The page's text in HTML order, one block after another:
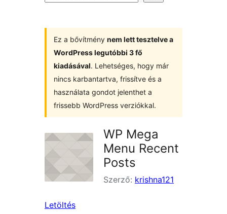
Ez a bővítmény nem lett tesztelve a
WordPress legutóbbi 3 fő
kiadásával. Lehetséges, hogy már
nincs karbantartva, frissítve és a
használata gondot jelenthet a
frissebb WordPress verziókkal.
WP Mega
Menu Recent
Posts
Szerző: krishna121
Letöltés